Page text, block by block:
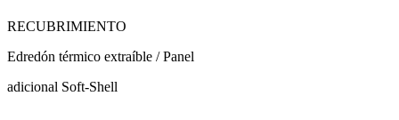
RECUBRIMIENTO
Edredón térmico extraíble / Panel
adicional Soft-Shell